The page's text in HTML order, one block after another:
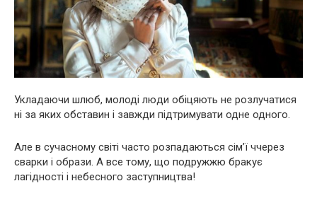
Укладаючи шлюб, молоді люди обіцяють не розлучатися
ні за яких обставин і завжди підтримувати одне одного.
Але в сучасному світі часто розпадаються сім’ї ччерез
сварки і образи. А все тому, що подружжю бракує
лагідності і небесного заступництва!